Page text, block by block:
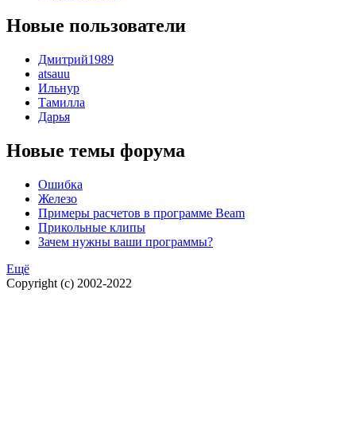
Новые пользователи
Дмитрий1989
atsauu
Ильнур
Тамилла
Дарья
Новые темы форума
Ошибка
Железо
Примеры расчетов в программе Beam
Прикольные клипы
Зачем нужны ваши программы?
Ещё
Copyright (c) 2002-2022